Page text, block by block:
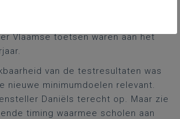
Vlaamse toetsen waren aan het
van de testresultaten was
nieuwe minimumdoelen relevant.
Daniëls terecht op. Maar zie
timing waarmee scholen aan